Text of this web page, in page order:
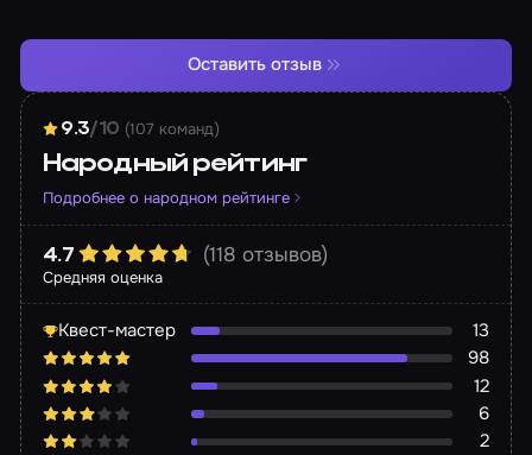
9.3/10 (107 команд)
Народный рейтинг
Подробнее о народном рейтинге
Средняя оценка
4.7 (118 отзывов)
Квест-мастер
13
98
12
6
2
Оставить отзыв